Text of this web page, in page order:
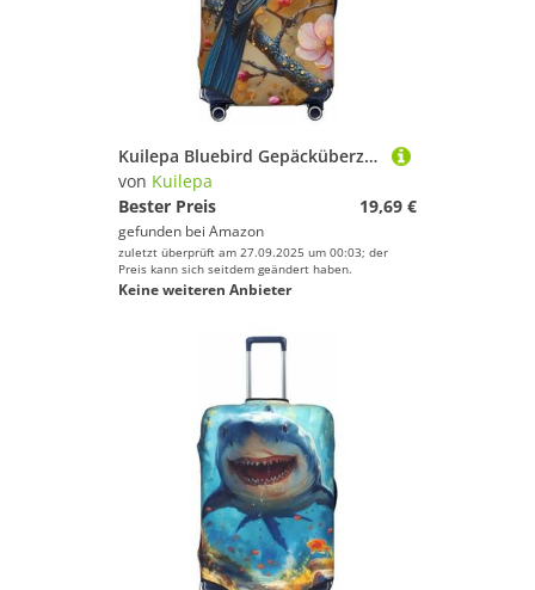
Kuilepa Bluebird Gepäcküberzüge für Koffer, elastisch, waschbar und dehnbar, kratzfest, passend für 45,7 - 81,3 cm großes Gepäck, kein Gepäck im Lieferumfang enthalten, Schwarz , M
von Kuilepa
Bester Preis
19,69 €
gefunden bei Amazon
zuletzt überprüft am 27.09.2025 um 00:03; der
Preis kann sich seitdem geändert haben.
Keine weiteren Anbieter